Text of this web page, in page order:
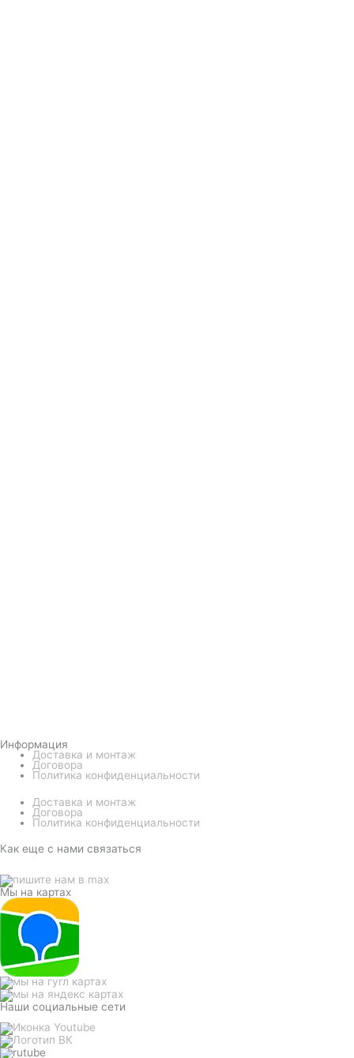
Информация
Доставка и монтаж
Договора
Политика конфиденциальности
Доставка и монтаж
Договора
Политика конфиденциальности
Как еще с нами связаться
Мы на картах
Наши социальные сети